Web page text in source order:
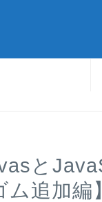
と
ム追加編